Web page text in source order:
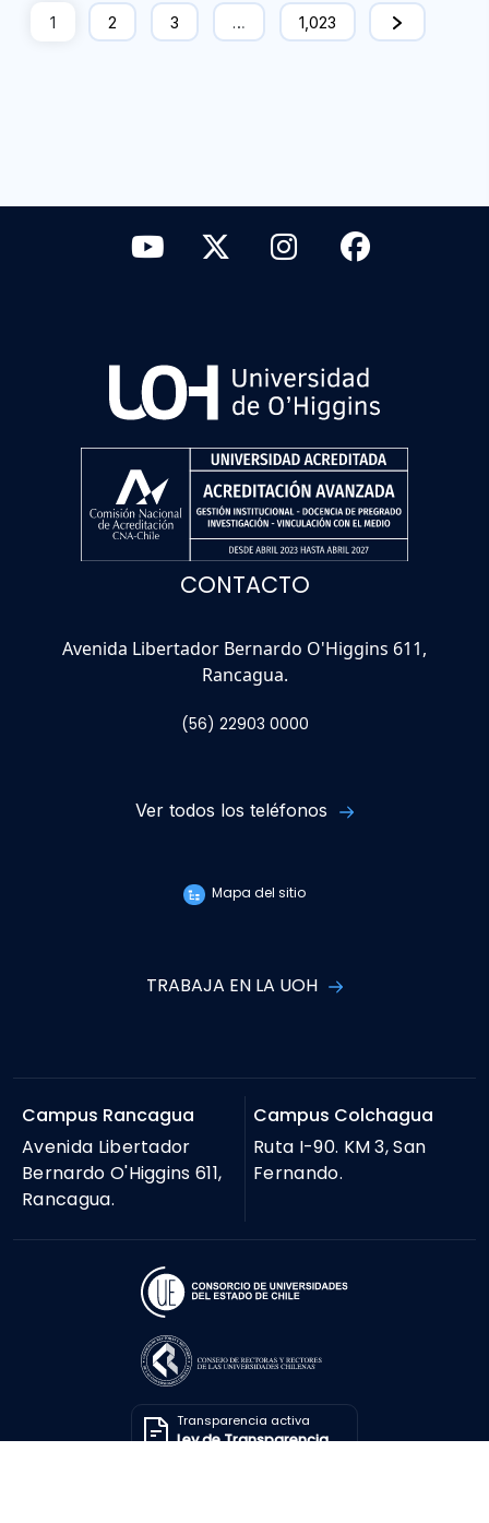
1 2 3 … 1,023
CONTACTO
Avenida Libertador Bernardo O'Higgins 611,
Rancagua.
(56) 22903 0000
Ver todos los teléfonos
Mapa del sitio
TRABAJA EN LA UOH
Campus Rancagua
Avenida Libertador
Bernardo O'Higgins 611,
Rancagua.
Campus Colchagua
Ruta I-90. KM 3, San
Fernando.
Transparencia activa
Ley de Transparencia